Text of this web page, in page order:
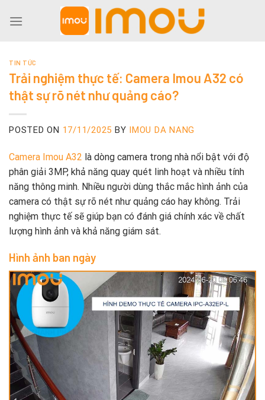
TIN TỨC
Trải nghiệm thực tế: Camera Imou A32 có
thật sự rõ nét như quảng cáo?
POSTED ON 17/11/2025 BY IMOU DA NANG
Camera Imou A32 là dòng camera trong nhà nổi bật với độ
phân giải 3MP, khả năng quay quét linh hoạt và nhiều tính
năng thông minh. Nhiều người dùng thắc mắc hình ảnh của
camera có thật sự rõ nét như quảng cáo hay không. Trải
nghiệm thực tế sẽ giúp bạn có đánh giá chính xác về chất
lượng hình ảnh và khả năng giám sát.
Hình ảnh ban ngày